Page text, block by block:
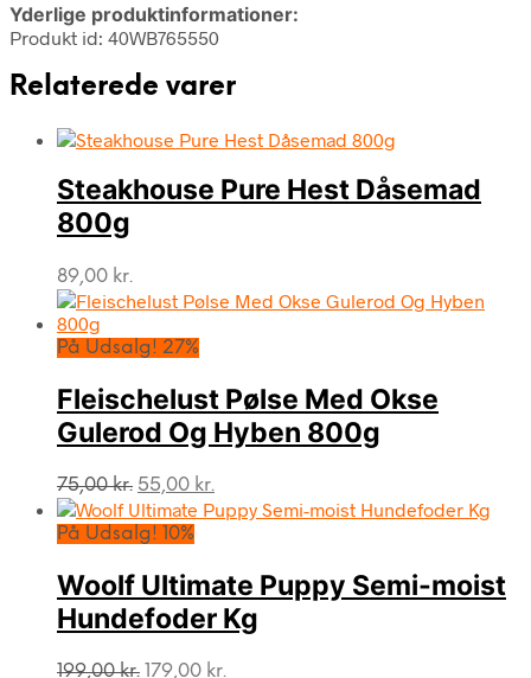
Yderlige produktinformationer:
Produkt id: 40WB765550
Relaterede varer
Steakhouse Pure Hest Dåsemad
800g
89,00 kr.
På Udsalg! 27%
Fleischelust Pølse Med Okse
Gulerod Og Hyben 800g
75,00kr. Den
oprindelige
pris
75,00 kr..
55,00 kr.
aktuelle
55,00 kr..
På Udsalg! 10%
Woolf Ultimate Puppy Semi-moist
Hundefoder Kg
199,00kr. Den
179,00 kr.